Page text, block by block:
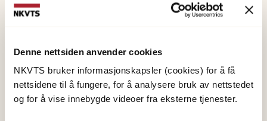
Denne nettsiden anvender cookies
NKVTS bruker informasjonskapsler (cookies) for å få
nettsidene til å fungere, for å analysere bruk av nettstedet
og for å vise innebygde videoer fra eksterne tjenester.
Forsker II
Vis profil